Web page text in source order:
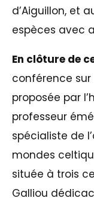
d’Aiguillon, et
espèces avec
En clôture de
conférence
proposée par
professeur
spécialiste de
mondes
située à trois
Galliou